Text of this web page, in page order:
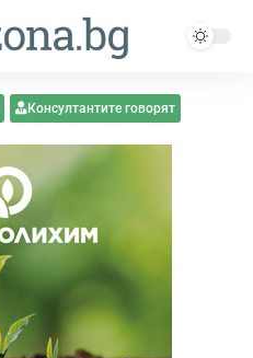
Консултантите говорят